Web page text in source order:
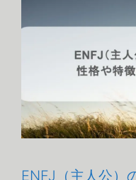
ENFJ（主人公）